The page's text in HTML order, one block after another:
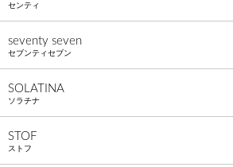
センティ
seventy seven
セブンティセブン
SOLATINA
ソラチナ
STOF
ストフ